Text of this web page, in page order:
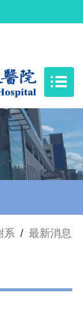
系 / 最新消息